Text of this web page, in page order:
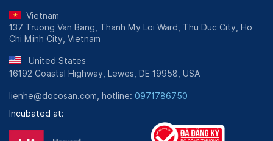
Vietnam
137 Truong Van Bang, Thanh My Loi Ward, Thu Duc City, Ho
Chi Minh City, Vietnam
United States
16192 Coastal Highway, Lewes, DE 19958, USA
lienhe@docosan.com, hotline: 0971786750
Incubated at: